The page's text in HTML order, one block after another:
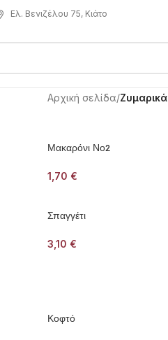
Ελ. Βενιζέλου 75, Κιάτο
Αρχική σελίδα/Ζυμαρικά
Μακαρόνι Νο2
1,70 €
Σπαγγέτι
3,10 €
Κοφτό